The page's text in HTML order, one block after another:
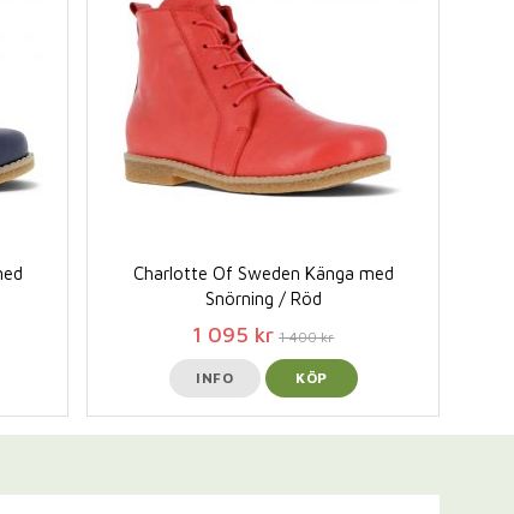
Charlotte Of Sweden Känga med
Snörning / Röd
1 095 kr 1 400 kr
INFO KÖP